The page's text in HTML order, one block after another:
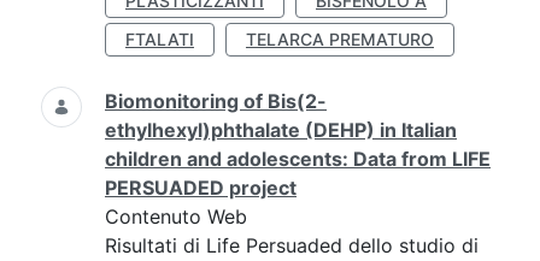
FTALATI
TELARCA PREMATURO
Biomonitoring of Bis(2-
ethylhexyl)phthalate (DEHP) in Italian
children and adolescents: Data from LIFE
PERSUADED project
Contenuto Web
Risultati di Life Persuaded dello studio di